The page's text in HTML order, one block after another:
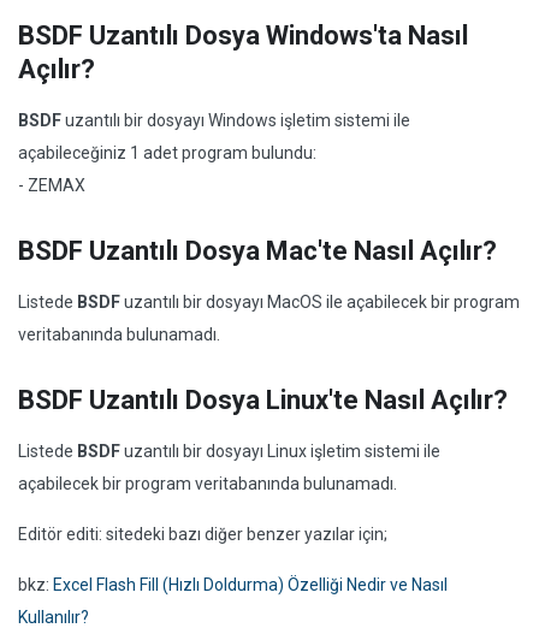
BSDF Uzantılı Dosya Windows'ta Nasıl
Açılır?
BSDFuzantılı bir dosyayı Windows işletim sistemi ile
açabileceğiniz 1 adet program bulundu:
- ZEMAX
BSDF Uzantılı Dosya Mac'te Nasıl Açılır?
Listede BSDFuzantılı bir dosyayı MacOS ile açabilecek bir program
veritabanında bulunamadı.
BSDF Uzantılı Dosya Linux'te Nasıl Açılır?
Listede BSDFuzantılı bir dosyayı Linux işletim sistemi ile
açabilecek bir program veritabanında bulunamadı.
Editör editi: sitedeki bazı diğer benzer yazılar için;
bkz: Excel Flash Fill (Hızlı Doldurma) Özelliği Nedir ve Nasıl
Kullanılır?